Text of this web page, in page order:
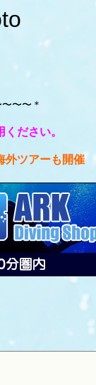
〜〜＊
ださい。
外ツアーも開催